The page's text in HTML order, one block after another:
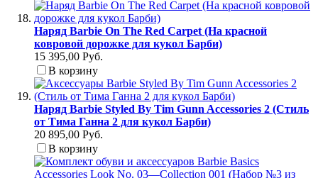
Наряд Barbie On The Red Carpet (На красной
ковровой дорожке для кукол Барби)
15 395,00 Руб.
В корзину
Наряд Barbie Styled By Tim Gunn Accessories 2 (Стиль
от Тима Ганна 2 для кукол Барби)
20 895,00 Руб.
В корзину